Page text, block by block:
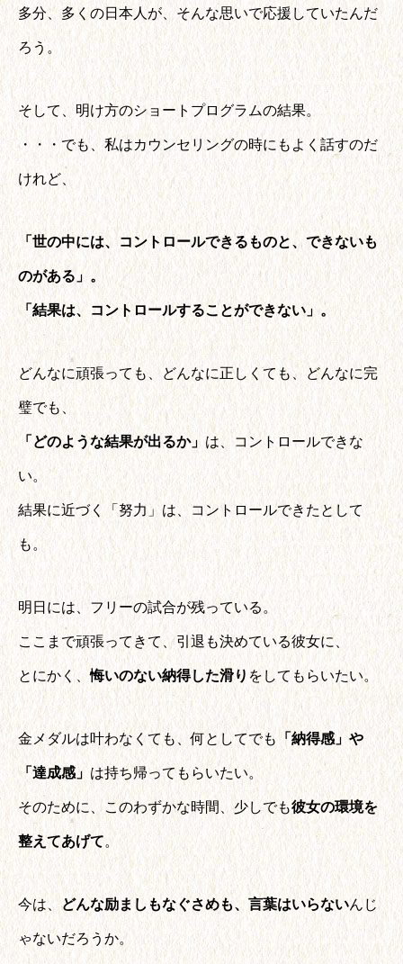
多分、多くの日本人が、そんな思いで応援していたんだ
ろう。
そして、明け方のショートプログラムの結果。
・・・でも、私はカウンセリングの時にもよく話すのだ
けれど、
「世の中には、コントロールできるものと、できないも
のがある」。
「結果は、コントロールすることができない」。
どんなに頑張っても、どんなに正しくても、どんなに完
璧でも、
「どのような結果が出るか」 は、コントロールできな
い。
結果に近づく「努力」は、コントロールできたとして
も。
明日には、フリーの試合が残っている。
ここまで頑張ってきて、引退も決めている彼女に、
とにかく、悔いのない納得した滑り をしてもらいたい。
金メダルは叶わなくても、何としてでも「納得感」や
「達成感」 は持ち帰ってもらいたい。
そのために、このわずかな時間、少しでも彼女の環境を
整えてあげて。
今は、どんな励ましもなぐさめも、言葉はいらないんじ
ゃないだろうか。